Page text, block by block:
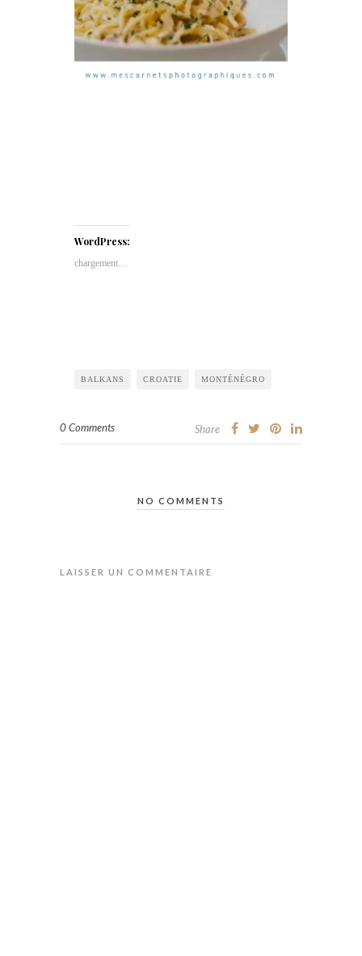
WordPress:
chargement…
BALKANS CROATIE MONTÉNÉGRO
0 Comments Share
NO COMMENTS
LAISSER UN COMMENTAIRE